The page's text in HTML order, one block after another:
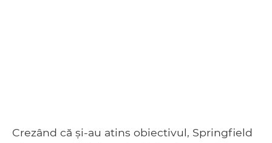
Crezând că și-au atins obiectivul, Springfield